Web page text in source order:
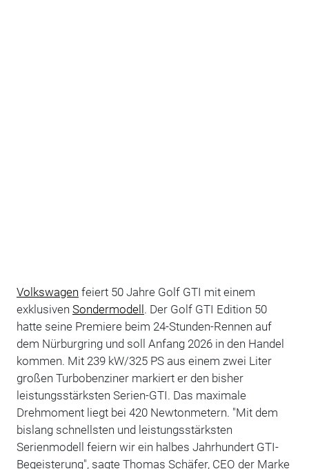
Volkswagen feiert 50 Jahre Golf GTI mit einem
exklusiven Sondermodell. Der Golf GTI Edition 50
hatte seine Premiere beim 24-Stunden-Rennen auf
dem Nürburgring und soll Anfang 2026 in den Handel
kommen. Mit 239 kW/325 PS aus einem zwei Liter
großen Turbobenziner markiert er den bisher
leistungsstärksten Serien-GTI. Das maximale
Drehmoment liegt bei 420 Newtonmetern. "Mit dem
bislang schnellsten und leistungsstärksten
Serienmodell feiern wir ein halbes Jahrhundert GTI-
Begeisterung", sagte Thomas Schäfer, CEO der Marke